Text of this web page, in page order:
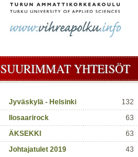
SUURIMMAT YHTEISÖT
Jyväskylä - Helsinki
132
Ilosaarirock
63
ÄKSEKKI
63
Johtajatulet 2019
43